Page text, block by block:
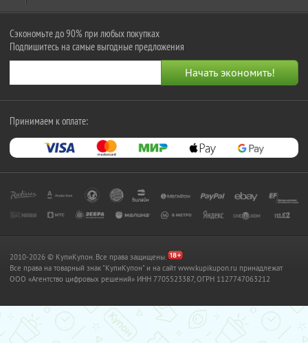
Сэкономьте до 90% при любых покупках
Подпишитесь на самые выгодные предложения
Принимаем к оплате:
2010-2026 © КупиКупон. Все права защищены.
Все права на товарный знак "КупиКупон" и на сайт www.kupikupon.ru принадлежат
OOO «Агентство цифровых решений» ИНН 7705523387, ОГРН 1127747063212